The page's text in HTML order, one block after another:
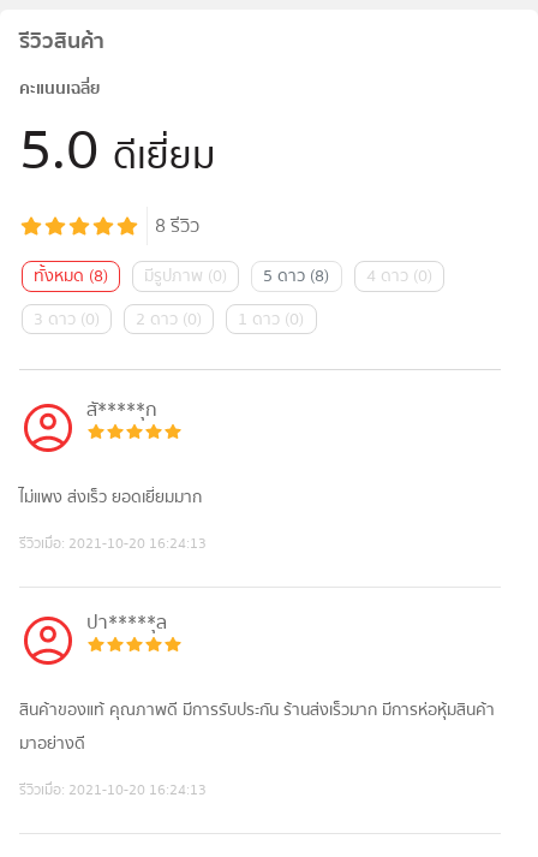
รีวิวสินค้า
คะแนนเฉลี่ย
5.0 ดีเยี่ยม
8รีวิว
ทั้งหมด (8) มีรูปภาพ (0) 5 ดาว (8) 4 ดาว (0)
3 ดาว (0) 2 ดาว (0) 1 ดาว (0)
สั*****ุก
ไม่แพง ส่งเร็ว ยอดเยี่ยมมาก
รีวิวเมื่อ: 2021-10-20 16:24:13
ปา*****ุล
สินค้าของแท้ คุณภาพดี มีการรับประกัน ร้านส่งเร็วมาก มีการห่อหุ้มสินค้า
มาอย่างดี
รีวิวเมื่อ: 2021-10-20 16:24:13